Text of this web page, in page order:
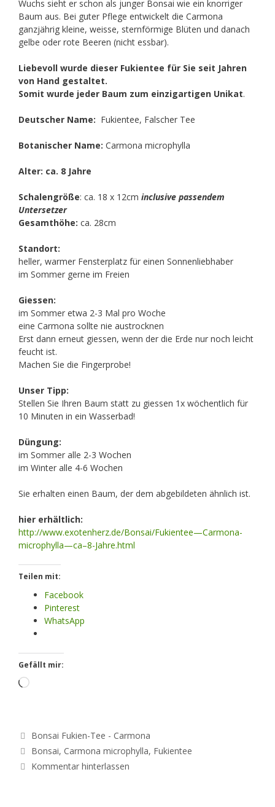
Wuchs sieht er schon als junger Bonsai wie ein knorriger
Baum aus. Bei guter Pflege entwickelt die Carmona
ganzjährig kleine, weisse, sternförmige Blüten und danach
gelbe oder rote Beeren (nicht essbar).
Liebevoll wurde dieser Fukientee für Sie seit Jahren
von Hand gestaltet.
Somit wurde jeder Baum zum einzigartigen Unikat.
Deutscher Name: Fukientee, Falscher Tee
Botanischer Name: Carmona microphylla
Alter: ca. 8 Jahre
Schalengröße: ca. 18 x 12cm inclusive passendem
Untersetzer
Gesamthöhe: ca. 28cm
Standort:
heller, warmer Fensterplatz für einen Sonnenliebhaber
im Sommer gerne im Freien
Giessen:
im Sommer etwa 2-3 Mal pro Woche
eine Carmona sollte nie austrocknen
Erst dann erneut giessen, wenn der die Erde nur noch leicht
feucht ist.
Machen Sie die Fingerprobe!
Unser Tipp:
Stellen Sie Ihren Baum statt zu giessen 1x wöchentlich für
10 Minuten in ein Wasserbad!
Düngung:
im Sommer alle 2-3 Wochen
im Winter alle 4-6 Wochen
Sie erhalten einen Baum, der dem abgebildeten ähnlich ist.
hier erhältlich:
http://www.exotenherz.de/Bonsai/Fukientee—Carmona-
microphylla—ca–8-Jahre.html
Teilen mit:
Facebook
Pinterest
WhatsApp
Gefällt mir:
Loading…
Kategorien
Bonsai Fukien-Tee - Carmona
Schlagwörter
Bonsai, Carmona microphylla, Fukientee
Kommentar hinterlassen